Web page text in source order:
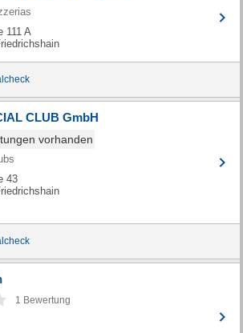
111 A
CLUB GmbH
vorhanden
43
1 Bewertung